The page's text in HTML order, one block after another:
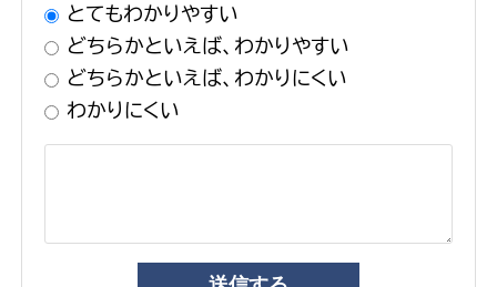
とてもわかりやすい
どちらかといえば、わかりやすい
どちらかといえば、わかりにくい
わかりにくい